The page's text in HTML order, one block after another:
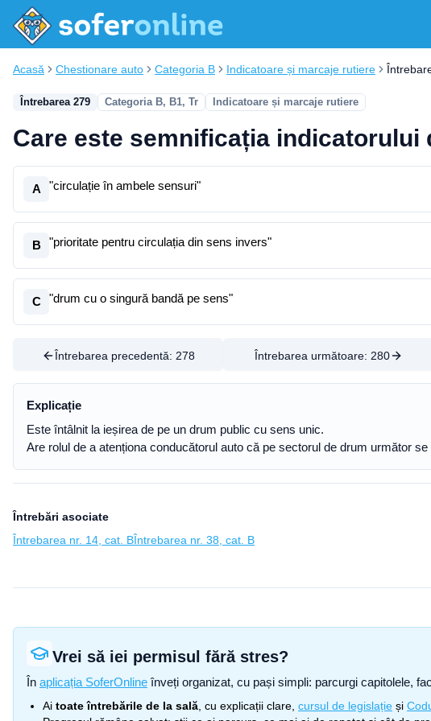
Acasă Chestionare auto Categoria B Indicatoare și marcaje rutiere
Întrebarea 279 Categoria B, B1, Tr Indicatoare și marcaje rutiere
Care este semnificația indicatorului
A "circulație în ambele sensuri"
B "prioritate pentru circulația din sens invers"
C "drum cu o singură bandă pe sens"
Întrebarea precedentă: 278 Întrebarea următoare: 280
Explicație
Este întâlnit la ieșirea de pe un drum public cu sens unic.
Are rolul de a atenționa conducătorul auto că pe sectorul de drum următor
Întrebări asociate
Întrebarea nr. 14, cat. BÎntrebarea nr. 38, cat. B
Vrei să iei permisul fără stres?
În aplicația SoferOnline înveți organizat, cu pași simpli: parcurgi capitolele,
Ai toate întrebările de la sală , cu explicații clare, cursul de legislație și